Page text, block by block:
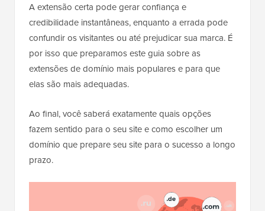
A extensão certa pode gerar confiança e
credibilidade instantâneas, enquanto a errada pode
confundir os visitantes ou até prejudicar sua marca. É
por isso que preparamos este guia sobre as
extensões de domínio mais populares e para que
elas são mais adequadas.
Ao final, você saberá exatamente quais opções
fazem sentido para o seu site e como escolher um
domínio que prepare seu site para o sucesso a longo
prazo.